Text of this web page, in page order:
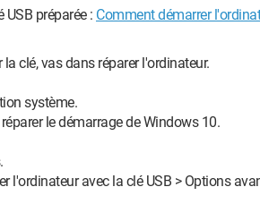
USB préparée : Comment démarrer
clé, vas dans réparer l'ordinateur.
système.
le démarrage de Windows 10.
l'ordinateur avec la clé USB > Options